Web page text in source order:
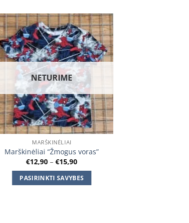
Add to
wishlist
NETURIME
MARŠKINĖLIAI
Marškinėliai “Žmogus voras”
€12,90 – €15,90Price
€12,90
through
PASIRINKTI SAVYBES